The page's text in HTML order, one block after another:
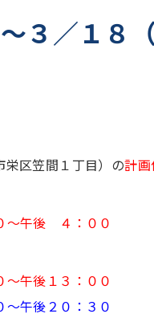
３／１８
栄区笠間１丁目）の計画
午後 ４：００
午後１３：００
〜午後２０：３０